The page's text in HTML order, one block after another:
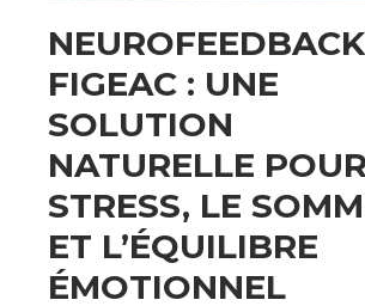
FIGEAC : UNE
SOLUTION
NATURELLE
STRESS, LE
ET L’ÉQUILIBRE
ÉMOTIONNEL